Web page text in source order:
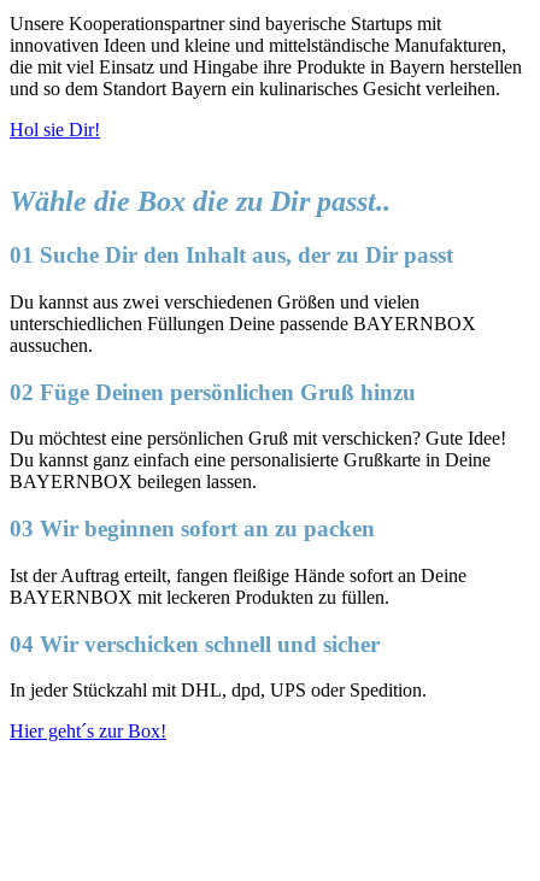
Unsere Kooperationspartner sind bayerische Startups mit
innovativen Ideen und kleine und mittelständische Manufakturen,
die mit viel Einsatz und Hingabe ihre Produkte in Bayern herstellen
und so dem Standort Bayern ein kulinarisches Gesicht verleihen.
Hol sie Dir!
Wähle die Box die zu Dir passt..
01 Suche Dir den Inhalt aus, der zu Dir passt
Du kannst aus zwei verschiedenen Größen und vielen
unterschiedlichen Füllungen Deine passende BAYERNBOX
aussuchen.
02 Füge Deinen persönlichen Gruß hinzu
Du möchtest eine persönlichen Gruß mit verschicken? Gute Idee!
Du kannst ganz einfach eine personalisierte Grußkarte in Deine
BAYERNBOX beilegen lassen.
03 Wir beginnen sofort an zu packen
Ist der Auftrag erteilt, fangen fleißige Hände sofort an Deine
BAYERNBOX mit leckeren Produkten zu füllen.
04 Wir verschicken schnell und sicher
In jeder Stückzahl mit DHL, dpd, UPS oder Spedition.
Hier geht´s zur Box!